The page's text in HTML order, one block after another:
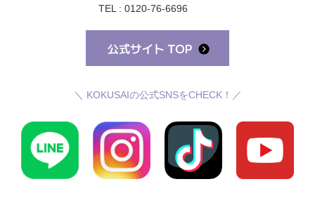
TEL : 0120-76-6696
＼ KOKUSAIの公式SNSをCHECK！／